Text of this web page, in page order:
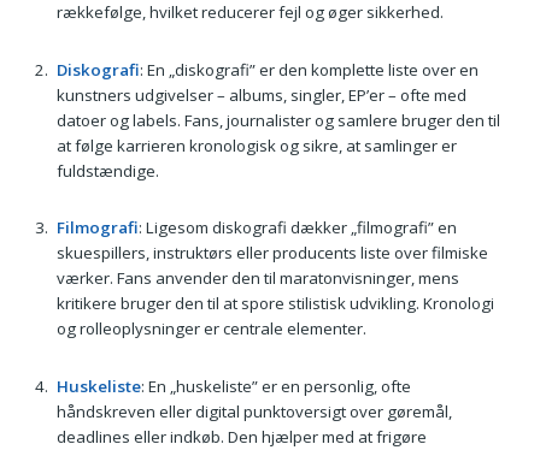
rækkefølge, hvilket reducerer fejl og øger sikkerhed.
Diskografi: En „diskografi” er den komplette liste over en
kunstners udgivelser – albums, singler, EP’er – ofte med
datoer og labels. Fans, journalister og samlere bruger den til
at følge karrieren kronologisk og sikre, at samlinger er
fuldstændige.
Filmografi: Ligesom diskografi dækker „filmografi” en
skuespillers, instruktørs eller producents liste over filmiske
værker. Fans anvender den til maratonvisninger, mens
kritikere bruger den til at spore stilistisk udvikling. Kronologi
og rolleoplysninger er centrale elementer.
Huskeliste: En „huskeliste” er en personlig, ofte
håndskreven eller digital punktoversigt over gøremål,
deadlines eller indkøb. Den hjælper med at frigøre